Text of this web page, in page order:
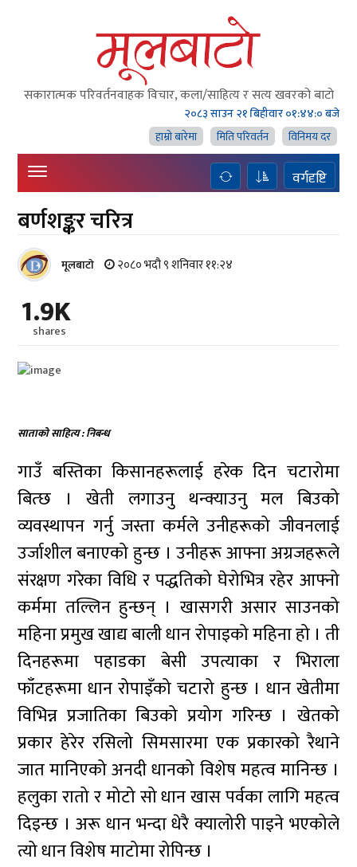
सकारात्मक परिवर्तनवाहक विचार, कला/साहित्य र सत्य खवरको बाटाे
२०८३ साउन २१ बिहीवार०१:४४:०१ बजे
हाम्राे बारेमा
मिति परिवर्तन विनिमय दर
वर्गदृष्टि
बर्णशङ्कर चरित्र
मूलबाटाे २०८० भदौ ९ शनिवार ११:२४
1.9K
shares
साताको साहित्य : निबन्ध
गाउँ बस्तिका किसानहरूलाई हरेक दिन चटारोमा
बित्छ । खेती लगाउनु थन्क्याउनु मल बिउको
व्यवस्थापन गर्नु जस्ता कर्मले उनीहरूको जीवनलाई
उर्जाशील बनाएको हुन्छ । उनीहरू आफ्ना अग्रजहरूले
संरक्षण गरेका विधि र पद्धतिको घेरोभित्र रहेर आफ्नो
कर्ममा तल्लिन हुन्छन् । खासगरी असार साउनको
महिना प्रमुख खाद्य बाली धान रोपाइको महिना हो । ती
दिनहरूमा पहाडका बेसी उपत्याका र भिराला
फाँटहरूमा धान रोपाइँको चटारो हुन्छ । धान खेतीमा
विभिन्न प्रजातिका बिउको प्रयोग गरिन्छ । खेतको
प्रकार हेरेर रसिलो सिमसारमा एक प्रकारको रैथाने
जात मानिएको अनदी धानको विशेष महत्व मानिन्छ ।
हलुका रातो र मोटो सो धान खास पर्वका लागि महत्व
दिइन्छ । अरू धान भन्दा धेरै क्यालोरी पाइने भएकोले
त्यो धान विशेष माटोमा रोपिन्छ ।